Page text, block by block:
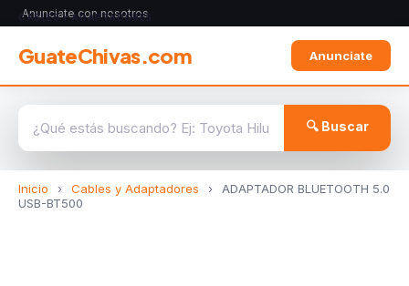
Anunciate con nosotros
GuateChivas.com Anunciate
🔍 Buscar
Inicio › Cables y Adaptadores ›
ADAPTADOR BLUETOOTH 5.0
USB-BT500
CABLES Y ADAPTADORES